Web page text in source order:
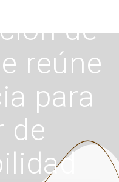
de
reúne
para
de